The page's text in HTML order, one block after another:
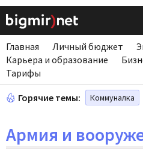
Главная Личный бюджет
Карьера и образование
Тарифы
Горячие темы: Коммуналка
Армия и